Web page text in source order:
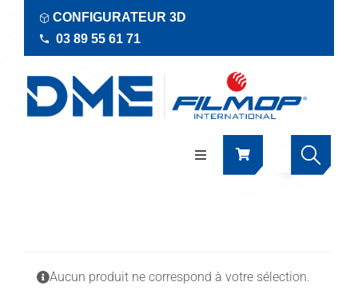
contenu
CONFIGURATEUR 3D
03 89 55 61 71
Navigation
Aucun produit ne correspond à votre sélection.